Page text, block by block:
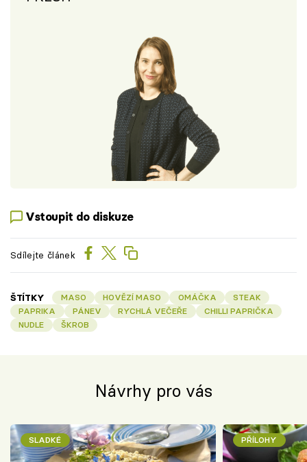
Vstoupit do diskuze
Sdílejte článek
ŠTÍTKY MASO HOVĚZÍ MASO OMÁČKA
STEAK
PAPRIKA
PÁNEV RYCHLÁ VEČEŘE
CHILLI PAPRIČKA
NUDLE
ŠKROB
Návrhy pro vás
SLADKÉ PŘÍLOHY